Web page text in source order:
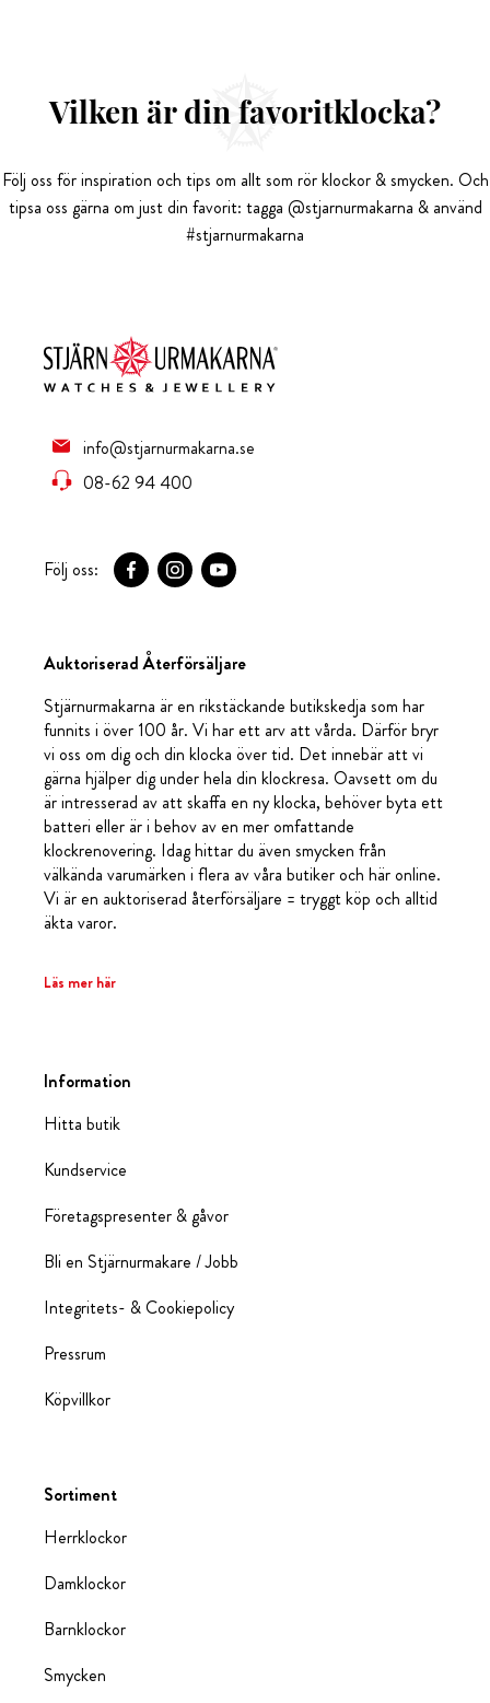
Vilken är din favoritklocka?
Följ oss för inspiration och tips om allt som rör klockor & smycken. Och
tipsa oss gärna om just din favorit: tagga @stjarnurmakarna & använd
#stjarnurmakarna
info@stjarnurmakarna.se
08-62 94 400
Följ oss:
Auktoriserad Återförsäljare
Stjärnurmakarna är en rikstäckande butikskedja som har
funnits i över 100 år. Vi har ett arv att vårda. Därför bryr
vi oss om dig och din klocka över tid. Det innebär att vi
gärna hjälper dig under hela din klockresa. Oavsett om du
är intresserad av att skaffa en ny klocka, behöver byta ett
batteri eller är i behov av en mer omfattande
klockrenovering. Idag hittar du även smycken från
välkända varumärken i flera av våra butiker och här online.
Vi är en auktoriserad återförsäljare = tryggt köp och alltid
äkta varor.
Läs mer här
Information
Hitta butik
Kundservice
Företagspresenter & gåvor
Bli en Stjärnurmakare / Jobb
Integritets- & Cookiepolicy
Pressrum
Köpvillkor
Sortiment
Herrklockor
Damklockor
Barnklockor
Smycken